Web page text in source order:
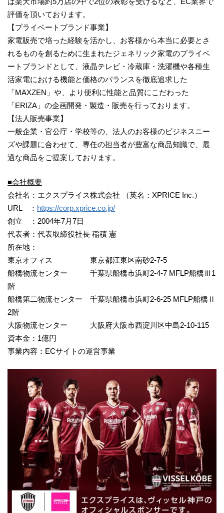
評価を頂いております。
【プライベートブランド事業】
家電販売で培った経験を活かし、お客様から本当に必要とさ
れるものを創るために生まれたジェネリック家電のプライベ
ートブランドとして、液晶テレビ・冷蔵庫・洗濯機や各種生
活家電における機能と価格のバランスを徹底追求した
「MAXZEN」や、より便利に性能と品質にこだわった
「ERIZA」の企画開発・製造・販売を行っております。
【法人販売事業】
一般企業・官公庁・学校等の、法人のお客様のビジネスニー
ズや課題に合わせて、専任の担当者が豊富な商品知識で、最
適な商品をご提案しております。
■会社概要
会社名：エクスプライス株式会社 （英名：XPRICE Inc.）
URL ： https://corp.xprice.co.jp/
創立 ：2004年7月7日
代表者：代表取締役社長 稲積 憲
所在地：
東京オフィス 東京都江東区南砂2-7-5
船橋物流センター 千葉県船橋市浜町2-4-7 MFLP船橋Ⅲ1
階
船橋第二物流センター 千葉県船橋市浜町2-6-25 MFLP船橋Ⅱ
2階
大阪物流センター 大阪府大阪市西淀川区中島2-10-115
資本金：1億円
事業内容：ECサイトの運営事業